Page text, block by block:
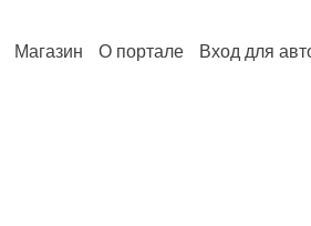
Магазин О портале Вход для